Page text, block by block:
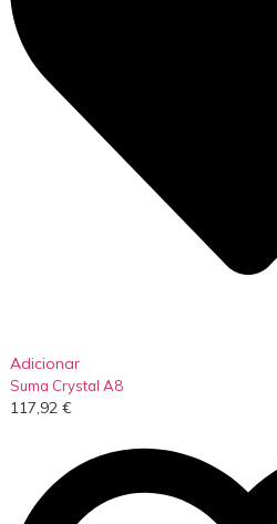
Adicionar
Suma Crystal A8
117,92 €